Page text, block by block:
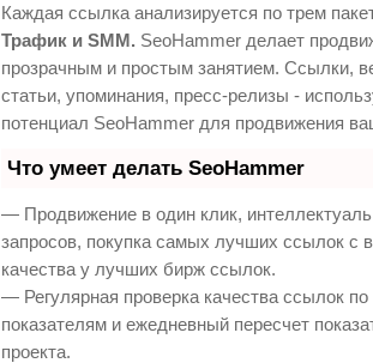
Каждая ссылка анализируется по трем
Трафик и SMM. SeoHammer делает
прозрачным и простым занятием. Ссылки,
статьи, упоминания, пресс-релизы -
потенциал SeoHammer для продвижения
Что умеет делать SeoHammer
— Продвижение в один клик,
запросов, покупка самых лучших ссылок с
качества у лучших бирж ссылок.
— Регулярная проверка качества ссылок
показателям и ежедневный пересчет
проекта.